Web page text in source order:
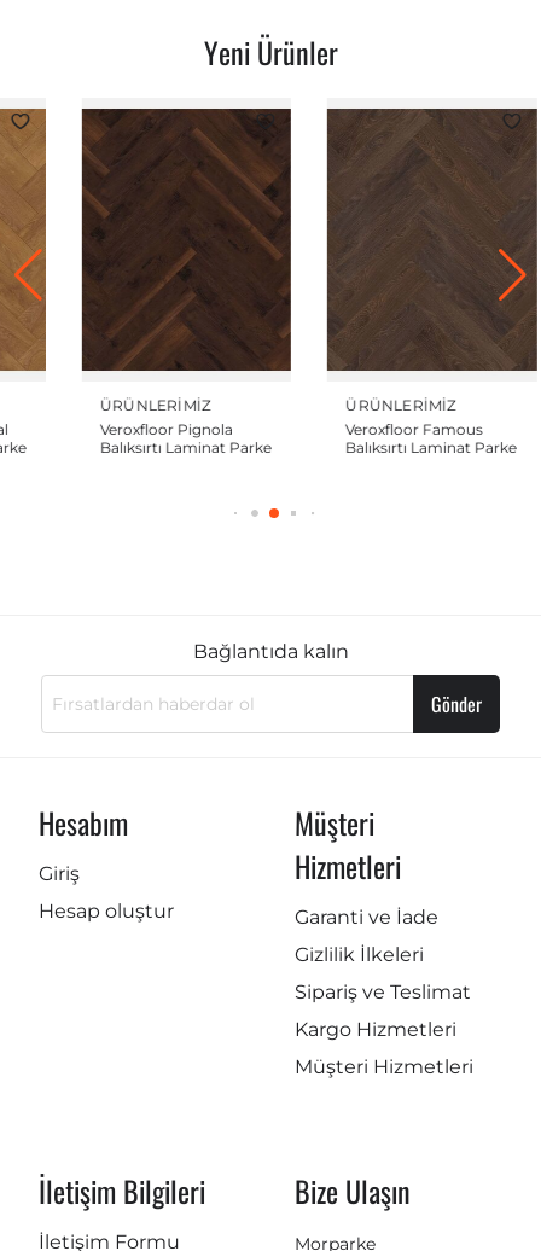
Yeni Ürünler
ÜRÜNLERIMIZ
Veroxfloor Pignola
Balıksırtı Laminat Parke
ÜRÜNLERIMIZ
Veroxfloor Famous
Balıksırtı Laminat Parke
Bağlantıda kalın
Gönder
Hesabım
Giriş
Hesap oluştur
Müşteri
Hizmetleri
Garanti ve İade
Gizlilik İlkeleri
Sipariş ve Teslimat
Kargo Hizmetleri
Müşteri Hizmetleri
İletişim Bilgileri
İletişim Formu
Bize Ulaşın
Morparke